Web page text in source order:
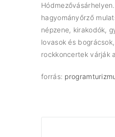
hagyományőrző
népzene, kirakodók,
lovasok és
rockkoncertek várják
forrás: